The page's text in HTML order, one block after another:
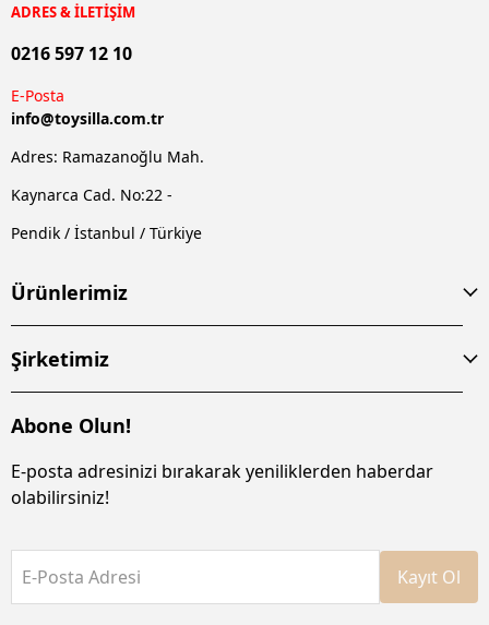
ADRES & İLETİŞİM
0216 597 12 10
E-Posta
info@toysilla.com.tr
Adres: Ramazanoğlu Mah.
Kaynarca Cad. No:22 -
Pendik / İstanbul / Türkiye
Ürünlerimiz
Şirketimiz
Abone Olun!
E-posta adresinizi bırakarak yeniliklerden haberdar
olabilirsiniz!
E-Posta Adresi Kayıt Ol